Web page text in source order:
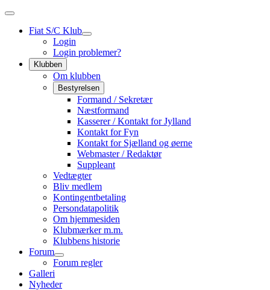
Fiat S/C Klub
Login
Login problemer?
Klubben
Om klubben
Bestyrelsen
Formand / Sekretær
Næstformand
Kasserer / Kontakt for Jylland
Kontakt for Fyn
Kontakt for Sjælland og øerne
Webmaster / Redaktør
Suppleant
Vedtægter
Bliv medlem
Kontingentbetaling
Persondatapolitik
Om hjemmesiden
Klubmærker m.m.
Klubbens historie
Forum
Forum regler
Galleri
Nyheder